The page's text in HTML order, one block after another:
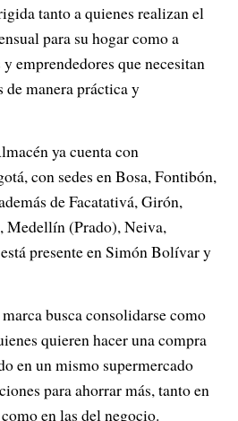
tanto a quienes realizan el
para su hogar como a
emprendedores que necesitan
de manera práctica y
ya cuenta con
con sedes en Bosa, Fontibón,
de Facatativá, Girón,
Medellín (Prado), Neiva,
presente en Simón Bolívar y
busca consolidarse como
quieren hacer una compra
en un mismo supermercado
para ahorrar más, tanto en
en las del negocio.